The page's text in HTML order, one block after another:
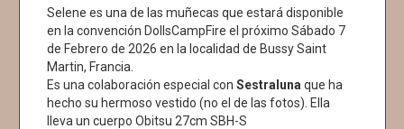
Selene es una de las muñecas que estará disponible
en la convención DollsCampFire el próximo Sábado 7
de Febrero de 2026 en la localidad de Bussy Saint
Martin, Francia.
Es una colaboración especial con Sestraluna que ha
hecho su hermoso vestido (no el de las fotos). Ella
lleva un cuerpo Obitsu 27cm SBH-S